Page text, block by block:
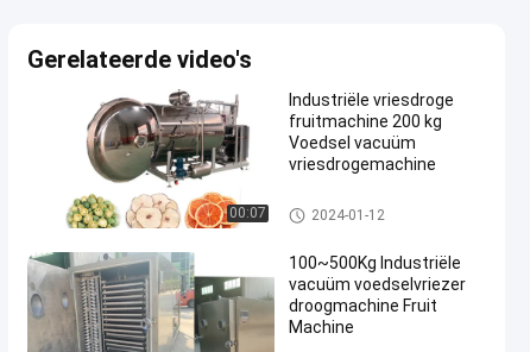
Gerelateerde video's
00:07
Industriële vriesdroge
fruitmachine 200 kg
Voedsel vacuüm
vriesdrogemachine
Vriesmachine voor gedroogd f
ruit
2024-01-12
100~500Kg Industriële
vacuüm voedselvriezer
droogmachine Fruit
Machine